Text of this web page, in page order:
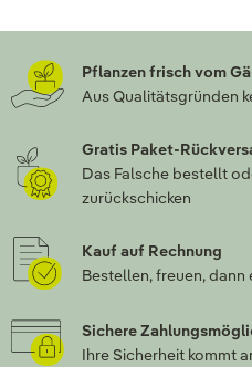
Pflanzen frisch vom
Aus Qualitätsgründen
Gratis Paket-
Das Falsche bestellt
zurückschicken
Kauf auf Rechnung
Bestellen, freuen, dann
Sichere
Ihre Sicherheit kommt